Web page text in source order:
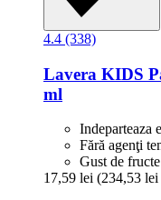
4.4 (338)
Lavera KIDS
ml
Indeparteaza
Fără agenţi
Gust de
17,59 lei (234,53